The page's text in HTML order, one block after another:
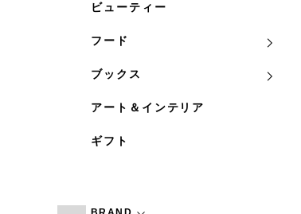
ビューティー
フード
ブックス
アート＆インテリア
ギフト